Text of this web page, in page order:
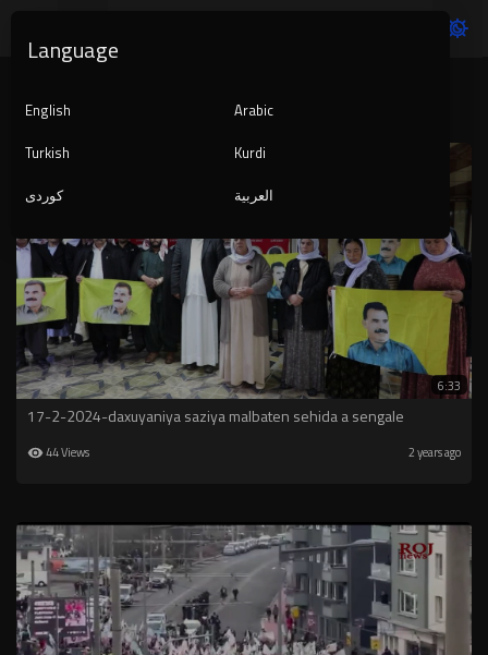
KURDISTAN
6:33
17-2-2024-daxuyaniya saziya malbaten sehida a sengale
44 Views 2 years ago
Language
English
Arabic
Turkish
Kurdi
کوردی
العربية